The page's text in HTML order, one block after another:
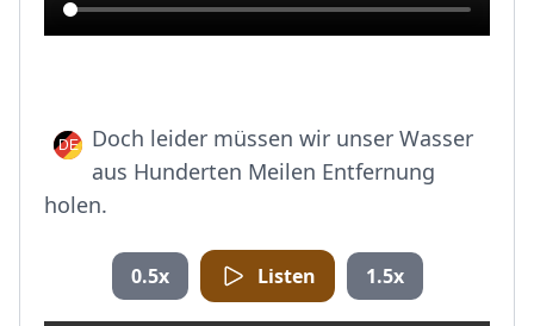
Doch leider müssen wir unser Wasser
aus Hunderten Meilen Entfernung
holen.
0.5x Listen 1.5x